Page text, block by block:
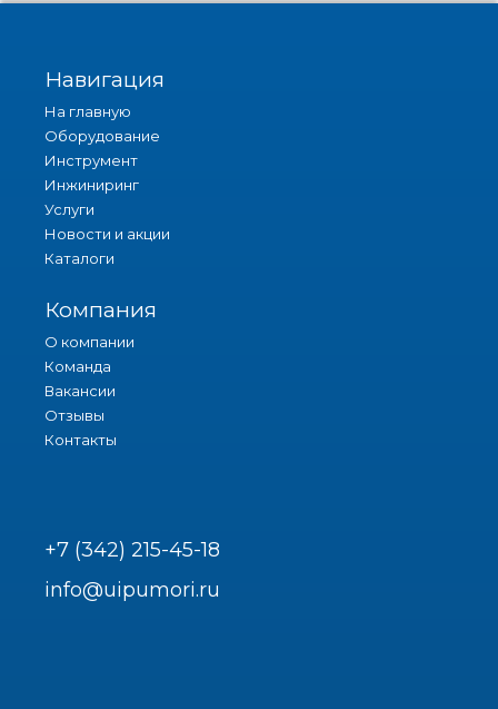
Навигация
На главную
Оборудование
Инструмент
Инжиниринг
Услуги
Новости и акции
Каталоги
Компания
О компании
Команда
Вакансии
Отзывы
Контакты
+7 (342) 215-45-18
info@uipumori.ru